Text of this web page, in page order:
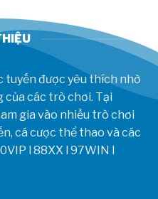
tuyến được yêu thích nhờ
của các trò chơi. Tại
gia vào nhiều trò chơi
cá cược thể thao và các
88XX 97WIN